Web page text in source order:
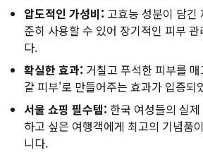
압도적인 가성비: 고효능 성분이 담긴
준히 사용할 수 있어 장기적인 피부
다.
확실한 효과: 거칠고 푸석한 피부를
걀 피부'로 만들어주는 효과가 입증되
서울 쇼핑 필수템: 한국 여성들의 실
하고 싶은 여행객에게 최고의 기념품
니다.